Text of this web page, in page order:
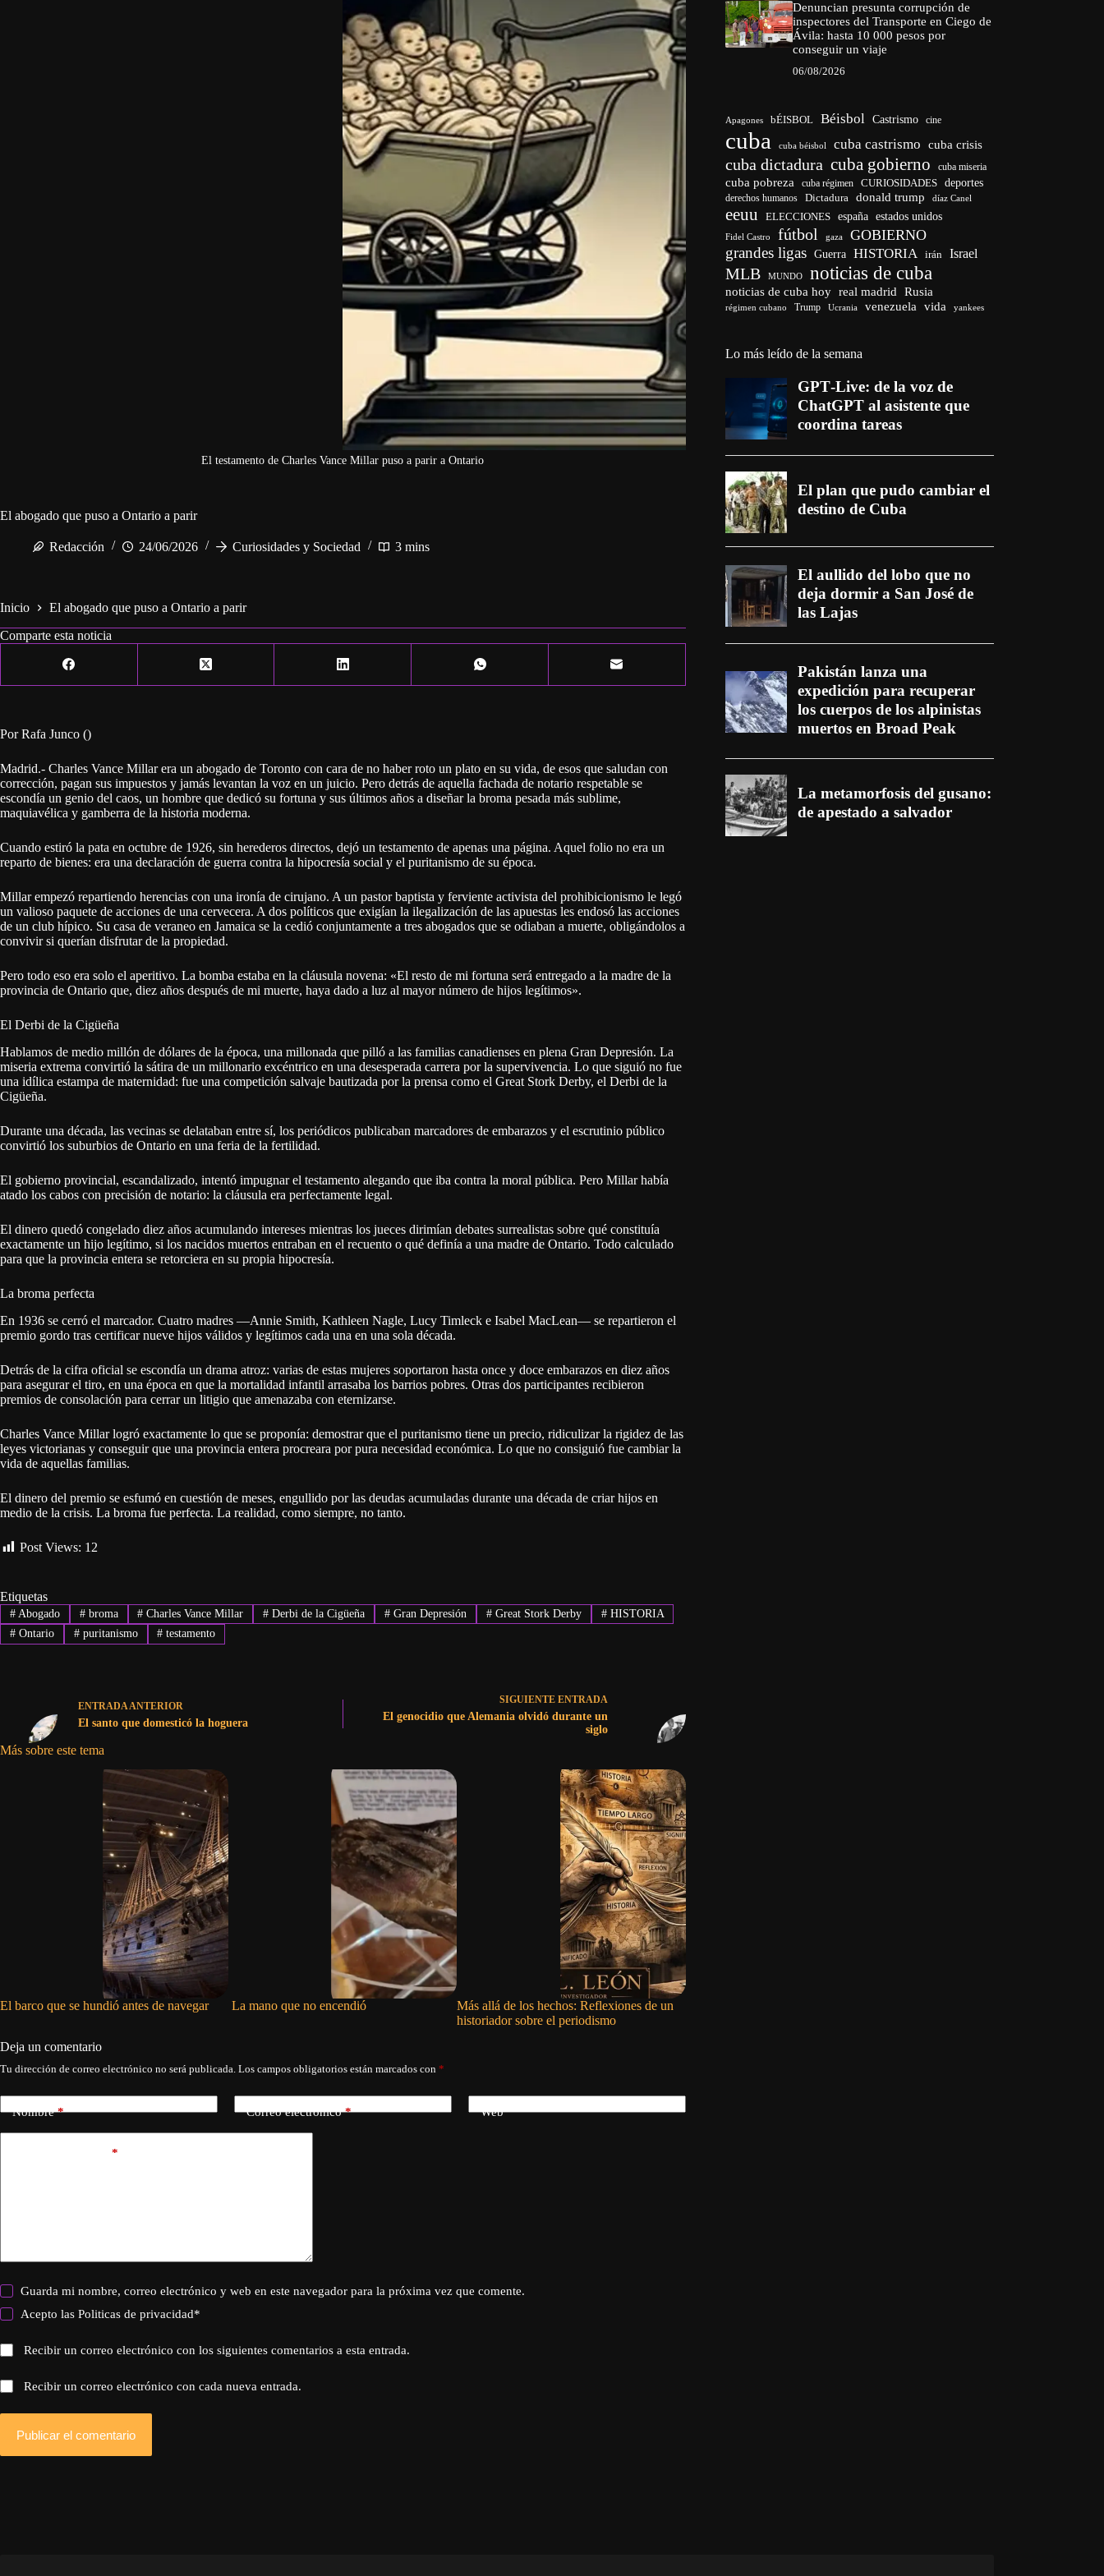
El testamento de Charles Vance Millar puso a parir a Ontario
El abogado que puso a Ontario a parir
Redacción 24/06/2026 Curiosidades y Sociedad 3 mins
Inicio
El abogado que puso a Ontario a parir
Comparte esta noticia
Por Rafa Junco ()
Madrid.- Charles Vance Millar era un abogado de Toronto con cara de no haber roto un plato en su vida, de esos que saludan con
corrección, pagan sus impuestos y jamás levantan la voz en un juicio. Pero detrás de aquella fachada de notario respetable se
escondía un genio del caos, un hombre que dedicó su fortuna y sus últimos años a diseñar la broma pesada más sublime,
maquiavélica y gamberra de la historia moderna.
Cuando estiró la pata en octubre de 1926, sin herederos directos, dejó un testamento de apenas una página. Aquel folio no era un
reparto de bienes: era una declaración de guerra contra la hipocresía social y el puritanismo de su época.
Millar empezó repartiendo herencias con una ironía de cirujano. A un pastor baptista y ferviente activista del prohibicionismo le legó
un valioso paquete de acciones de una cervecera. A dos políticos que exigían la ilegalización de las apuestas les endosó las acciones
de un club hípico. Su casa de veraneo en Jamaica se la cedió conjuntamente a tres abogados que se odiaban a muerte, obligándolos a
convivir si querían disfrutar de la propiedad.
Pero todo eso era solo el aperitivo. La bomba estaba en la cláusula novena: «El resto de mi fortuna será entregado a la madre de la
provincia de Ontario que, diez años después de mi muerte, haya dado a luz al mayor número de hijos legítimos».
El Derbi de la Cigüeña
Hablamos de medio millón de dólares de la época, una millonada que pilló a las familias canadienses en plena Gran Depresión. La
miseria extrema convirtió la sátira de un millonario excéntrico en una desesperada carrera por la supervivencia. Lo que siguió no fue
una idílica estampa de maternidad: fue una competición salvaje bautizada por la prensa como el Great Stork Derby, el Derbi de la
Cigüeña.
Durante una década, las vecinas se delataban entre sí, los periódicos publicaban marcadores de embarazos y el escrutinio público
convirtió los suburbios de Ontario en una feria de la fertilidad.
El gobierno provincial, escandalizado, intentó impugnar el testamento alegando que iba contra la moral pública. Pero Millar había
atado los cabos con precisión de notario: la cláusula era perfectamente legal.
El dinero quedó congelado diez años acumulando intereses mientras los jueces dirimían debates surrealistas sobre qué constituía
exactamente un hijo legítimo, si los nacidos muertos entraban en el recuento o qué definía a una madre de Ontario. Todo calculado
para que la provincia entera se retorciera en su propia hipocresía.
La broma perfecta
En 1936 se cerró el marcador. Cuatro madres —Annie Smith, Kathleen Nagle, Lucy Timleck e Isabel MacLean— se repartieron el
premio gordo tras certificar nueve hijos válidos y legítimos cada una en una sola década.
Detrás de la cifra oficial se escondía un drama atroz: varias de estas mujeres soportaron hasta once y doce embarazos en diez años
para asegurar el tiro, en una época en que la mortalidad infantil arrasaba los barrios pobres. Otras dos participantes recibieron
premios de consolación para cerrar un litigio que amenazaba con eternizarse.
Charles Vance Millar logró exactamente lo que se proponía: demostrar que el puritanismo tiene un precio, ridiculizar la rigidez de las
leyes victorianas y conseguir que una provincia entera procreara por pura necesidad económica. Lo que no consiguió fue cambiar la
vida de aquellas familias.
El dinero del premio se esfumó en cuestión de meses, engullido por las deudas acumuladas durante una década de criar hijos en
medio de la crisis. La broma fue perfecta. La realidad, como siempre, no tanto.
Post Views: 12
Etiquetas
#Abogado #broma # Charles Vance Millar # Derbi de la Cigüeña # Gran Depresión #Great Stork Derby #HISTORIA
#Ontario #puritanismo # testamento
ENTRADAANTERIOR
El santo que domesticó la hoguera
SIGUIENTE ENTRADA
El genocidio que Alemania olvidó durante un
siglo
Más sobre este tema
El barco que se hundió antes de navegar La mano que no encendió
Más allá de los hechos: Reflexiones de un
historiador sobre el periodismo
Deja un comentario
Tu dirección de correo electrónico no será publicada. Los campos obligatorios están marcados con *
Nombre* Correo electrónico* Web
*
Guarda mi nombre, correo electrónico y web en este navegador para la próxima vez que comente.
Acepto lasPoliticas de privacidad*
Recibir un correo electrónico con los siguientes comentarios a esta entrada.
Recibir un correo electrónico con cada nueva entrada.
Publicar el comentario
Denuncian presunta corrupción de
inspectores del Transporte en Ciego de
Ávila: hasta 10 000 pesos por
conseguir un viaje
06/08/2026
Apagones bÉISBOL Béisbol Castrismo cine
cuba cuba béisbol cuba castrismo cuba crisis
cuba dictadura cuba gobierno cuba miseria
cuba pobreza cuba régimen CURIOSIDADES deportes
derechos humanos Dictadura donald trump díaz Canel
eeuu ELECCIONES españa estados unidos
Fidel Castro fútbol gaza GOBIERNO
grandes ligas Guerra HISTORIA irán Israel
MLB MUNDO noticias de cuba
noticias de cuba hoy real madrid Rusia
régimen cubano Trump Ucrania venezuela vida yankees
Lo más leído de la semana